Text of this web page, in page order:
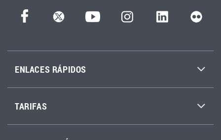
ENLACES RÁPIDOS
TARIFAS